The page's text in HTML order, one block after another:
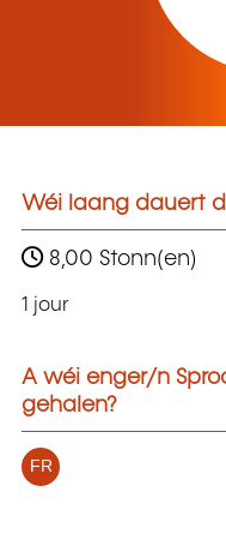
Wéi laang dauert
8,00 Stonn(en)
1 jour
A wéi enger/n
gehalen?
FR